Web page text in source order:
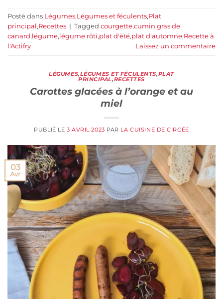
Posté dans Légumes,Légumes et féculents,Plat
principal,Recettes | Tagged courgette,cumin,gras de
canard,légume,légume rôti,plat d'été,plat d'automne,Recette à
l'Actifry
Laissez un commentaire
LÉGUMES,LÉGUMES ET FÉCULENTS,PLAT
PRINCIPAL,RECETTES
Carottes glacées à l’orange et au
miel
PUBLIÉ LE 3 AVRIL 2023 PAR LA CUISINE DE CIRCÉE
03
Avr